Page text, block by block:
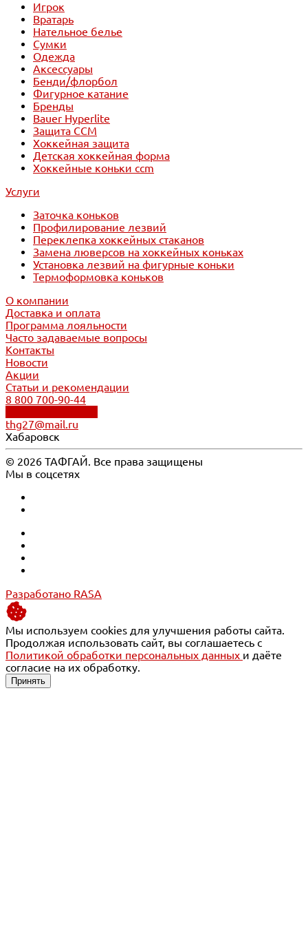
Игрок
Вратарь
Нательное белье
Сумки
Одежда
Аксессуары
Бенди/флорбол
Фигурное катание
Бренды
Bauer Hyperlite
Защита CCM
Хоккейная защита
Детская хоккейная форма
Хоккейные коньки ccm
Услуги
Заточка коньков
Профилирование лезвий
Переклепка хоккейных стаканов
Замена люверсов на хоккейных коньках
Установка лезвий на фигурные коньки
Термоформовка коньков
О компании
Доставка и оплата
Программа лояльности
Часто задаваемые вопросы
Контакты
Новости
Акции
Статьи и рекомендации
8 800 700-90-44
thg27@mail.ru
Хабаровск
© 2026 ТАФГАЙ. Все права защищены
Мы в соцсетях
Разработано RASA
Мы используем cookies для улучшения работы сайта.
Продолжая использовать сайт, вы соглашаетесь с
Политикой обработки персональных данных и даёте
согласие на их обработку.
Принять